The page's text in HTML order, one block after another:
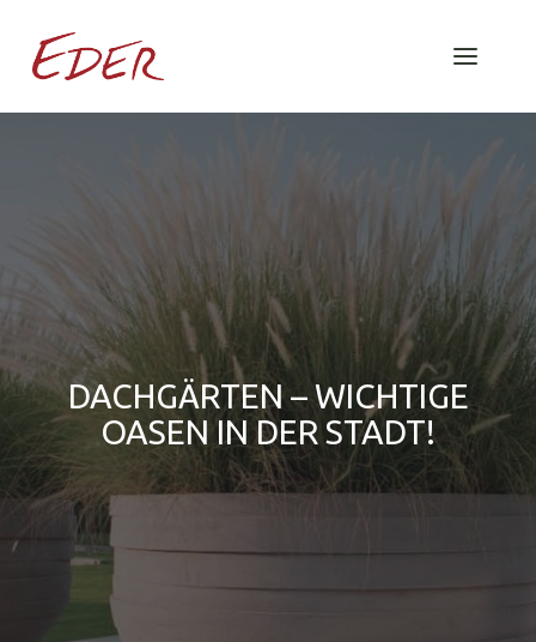
DACHGÄRTEN – WICHTIGE
OASEN IN DER STADT!